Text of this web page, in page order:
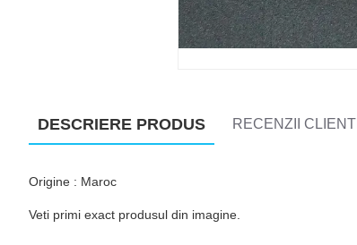
DESCRIERE PRODUS RECENZII CLIENTI
Origine : Maroc
Veti primi exact produsul din imagine.